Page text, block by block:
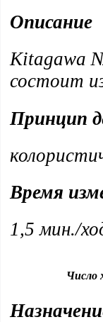
Описание
Kitagawa
состоит
Принцип
Время
1,5 мин./
Число